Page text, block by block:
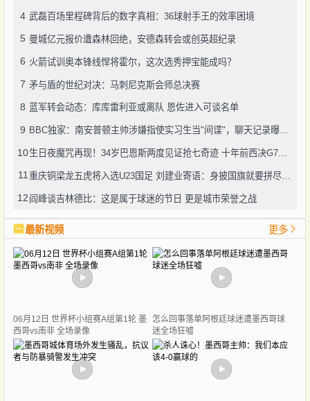
4 武磊百场里程碑背后的数字真相：36球射手王的效率困境
5 曼城亿元报价遭森林回绝，安德森转会或创英超纪录
6 火箭试训奥本锋线悍将霍尔，这次选秀押宝能成吗？
7 矛与盾的世纪对决：马刺尼克斯会师总决赛
8 蓝军转会动态：库库雷利亚或离队 恩佐进入可谈名单
9 BBC独家：南安普顿主帅涉嫌指使实习生当"间谍"，聊天记录曝光引轩然大波
10 生日夜魔咒再现！34岁巴恩斯两度见证抢七奇迹 十年前西决G7也曾送雷霆回家
11 重庆铜梁龙五虎将入选U23国足 刘建业寄语：身披国旗就要拼尽全力
12 阎峰谈吉林德比：这是属于球迷的节日 更是城市荣誉之战
最新视频 更多
06月12日 世界杯小组赛A组第1轮 墨
西哥vs南非 全场录像
怎么回事落单阿根廷球迷遭墨西哥球
迷全场狂嘘